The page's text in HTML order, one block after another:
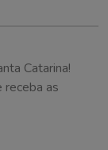
Catarina!
receba as